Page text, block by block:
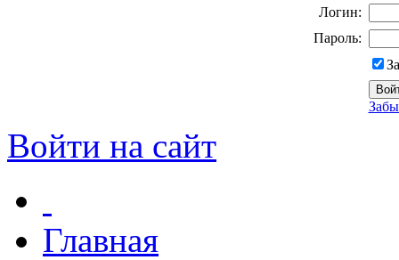
Логин:
Пароль:
Войти на сайт
Главная